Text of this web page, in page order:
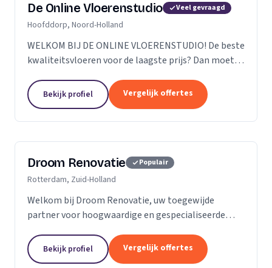
De Online Vloerenstudio Veel gevraagd
Hoofddorp, Noord-Holland
WELKOM BIJ DE ONLINE VLOERENSTUDIO! De beste
kwaliteitsvloeren voor de laagste prijs? Dan moet u
soorten parketvloeren en laminaat online
bestellen...
Bekijk profiel Vergelijk offertes
Droom Renovatie Populair
Rotterdam, Zuid-Holland
Welkom bij Droom Renovatie, uw toegewijde
partner voor hoogwaardige en gespecialiseerde
is dan slechts een plek; het is een weerspiegeling
van uw...
Bekijk profiel Vergelijk offertes